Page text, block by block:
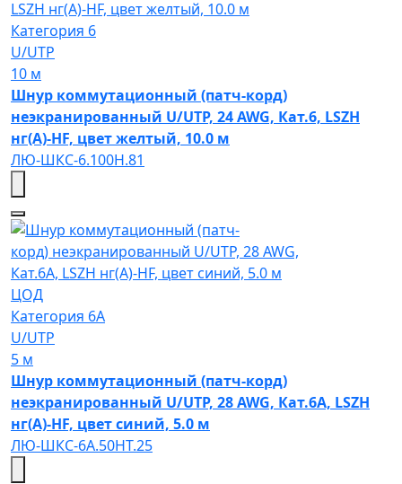
Категория 6
U/UTP
10 м
Шнур коммутационный (патч-корд)
неэкранированный U/UTP, 24 AWG, Кат.6, LSZH
нг(А)-HF, цвет желтый, 10.0 м
ЛЮ-ШКС-6.100Н.81
ЦОД
Категория 6A
U/UTP
5 м
Шнур коммутационный (патч-корд)
неэкранированный U/UTP, 28 AWG, Кат.6A, LSZH
нг(А)-HF, цвет синий, 5.0 м
ЛЮ-ШКС-6A.50НТ.25